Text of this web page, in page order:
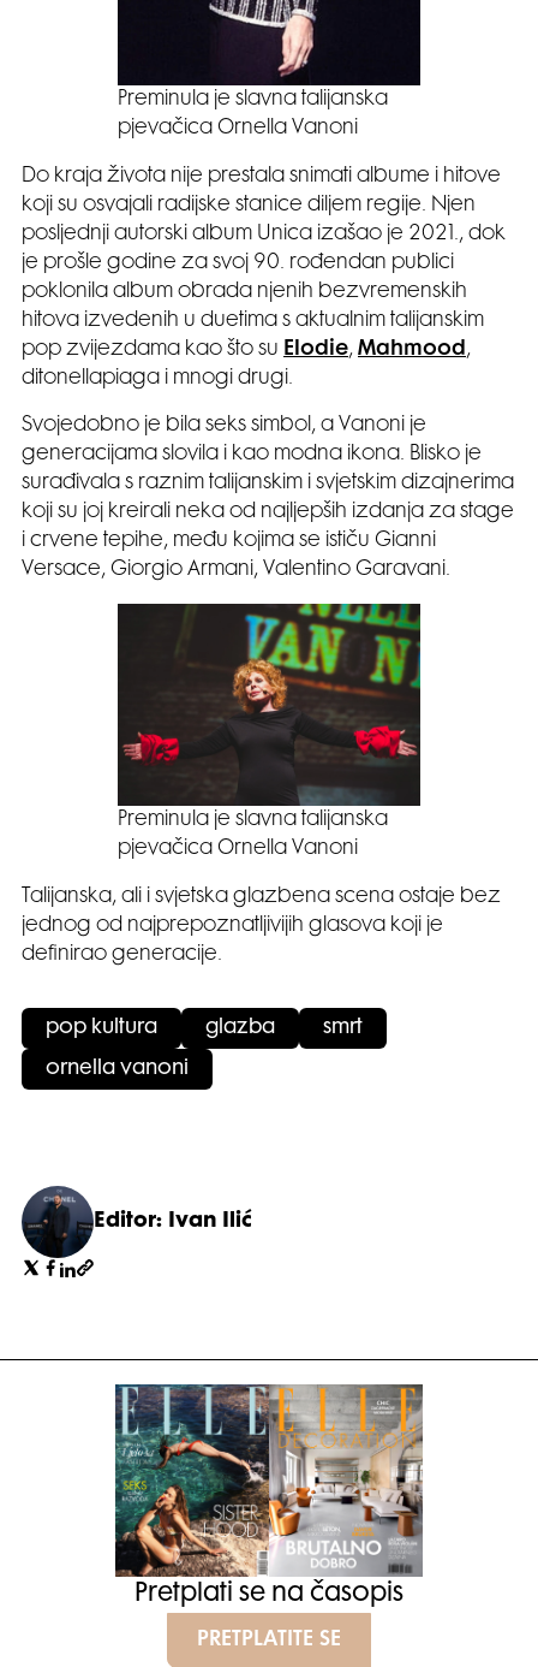
Preminula je slavna talijanska
pjevačica Ornella Vanoni
Do kraja života nije prestala snimati albume i hitove
koji su osvajali radijske stanice diljem regije. Njen
posljednji autorski album Unica izašao je 2021., dok
je prošle godine za svoj 90. rođendan publici
poklonila album obrada njenih bezvremenskih
hitova izvedenih u duetima s aktualnim talijanskim
pop zvijezdama kao što su Elodie, Mahmood,
ditonellapiaga i mnogi drugi.
Svojedobno je bila seks simbol, a Vanoni je
generacijama slovila i kao modna ikona. Blisko je
surađivala s raznim talijanskim i svjetskim dizajnerima
koji su joj kreirali neka od najljepših izdanja za stage
i crvene tepihe, među kojima se ističu Gianni
Versace, Giorgio Armani, Valentino Garavani.
Preminula je slavna talijanska
pjevačica Ornella Vanoni
Talijanska, ali i svjetska glazbena scena ostaje bez
jednog od najprepoznatljivijih glasova koji je
definirao generacije.
pop kultura glazba smrt
ornella vanoni
Editor: Ivan Ilić
Pretplati se na časopis
PRETPLATITE SE